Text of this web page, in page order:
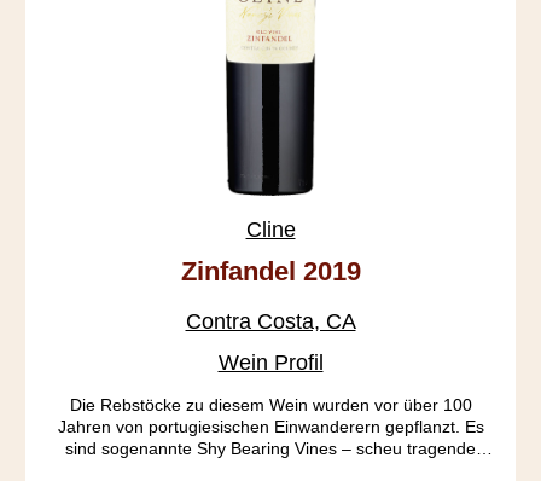
Cline
Zinfandel 2019
Contra Costa, CA
Wein Profil
Die Rebstöcke zu diesem Wein wurden vor über 100
Jahren von portugiesischen Einwanderern gepflanzt. Es
sind sogenannte Shy Bearing Vines – scheu tragende